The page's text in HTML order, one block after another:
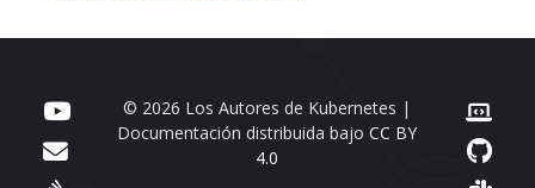
© 2026 Los Autores de Kubernetes |
Documentación distribuida bajoCC BY
4.0